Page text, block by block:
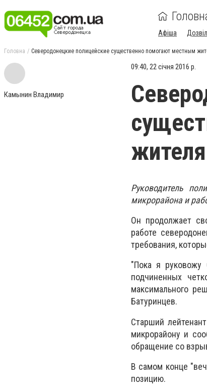
Афіша
Головна Северодонецкие полицейские существенно помогают местным
Камынин Владимир
09:40, 22 січня 2016 р.
Руководитель
микрорайона и
Он продолжает
работе
требования,
"Пока я руковожу
подчиненных
максимального
Батуринцев.
Старший
микрорайону и
обращение со
В самом конце
позицию.